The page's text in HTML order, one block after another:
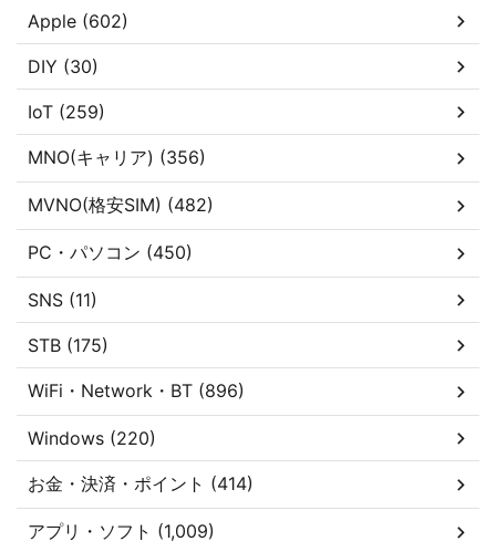
Apple (602)
DIY (30)
IoT (259)
MNO(キャリア) (356)
MVNO(格安SIM) (482)
PC・パソコン (450)
SNS (11)
STB (175)
WiFi・Network・BT (896)
Windows (220)
お金・決済・ポイント (414)
アプリ・ソフト (1,009)